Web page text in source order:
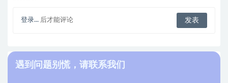
登录... 后才能评论
遇到问题别慌，请联系我们